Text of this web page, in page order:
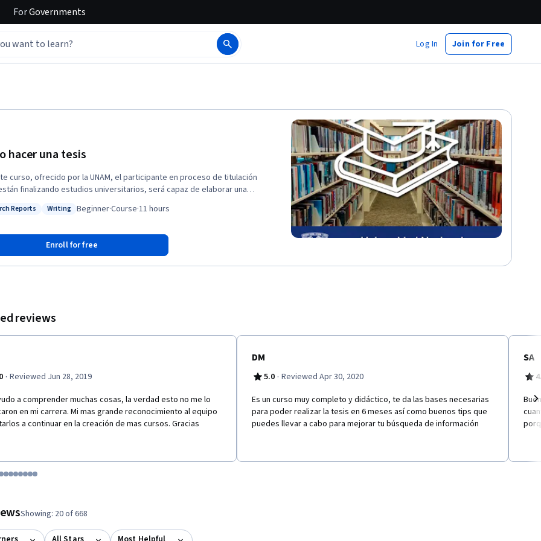
ForGovernments
Log In Join for Free
hacer una tesis
curso, ofrecido por la UNAM, el participante en proceso de titulación
finalizando estudios universitarios, será capaz de elaborar una
a fin de que las conjuguen con los conocimientos, habilidades y
Research Reports
Reports
Status: Writing
Writing Beginner·Course·11 hours
Enroll for free
reviews
· Reviewed Jun 28, 2019
a comprender muchas cosas, la verdad esto no me lo
en mi carrera. Mi mas grande reconocimiento al equipo
a continuar en la creación de mas cursos. Gracias
DM
5.0 · Reviewed Apr 30, 2020
Es un curso muy completo y didáctico, te da las bases necesarias
para poder realizar la tesis en 6 meses así como buenos tips que
puedes llevar a cabo para mejorar tu búsqueda de información
SA
1
item 2
to item 3
to item 4
Go to item 5
Go to item 6
Go to item 7
Go to item 8
Go to item 9
Go to item 10
Go to item 11
Go to item 12
Showing: 20 of 668